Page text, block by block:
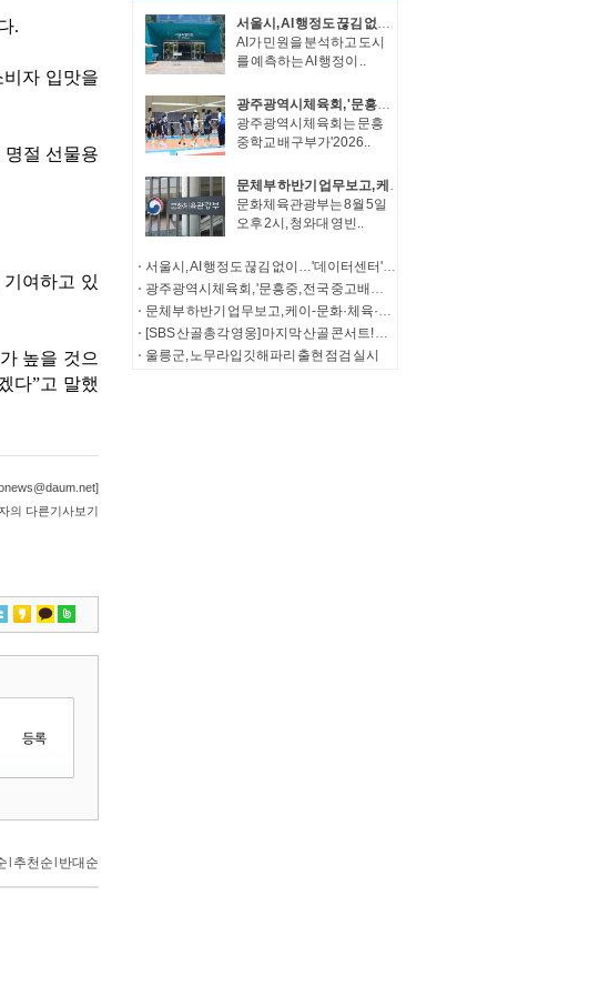
서울시, AI 행정도 끊김 없이…'데이터센터' 200억 투입 전면 고도화
AI가 민원을 분석하고 도시
를 예측하는 AI 행정이 ..
광주광역시체육회, '문흥중, 전국 중고배구대회 결승 진출'
광주광역시체육회는 문흥
중학교 배구부가'2026..
문체부 하반기 업무보고, 케이-문화·체육·관광으로 '대체불가 문화강국' 도약
문화체육관광부는 8월 5일
오후 2시, 청와대 영빈..
서울시, AI 행정도 끊김 없이…'데이터센터' 200억 투입 전면 고도화
광주광역시체육회, '문흥중, 전국 중고배구대회 결승 진출'
문체부 하반기 업무보고, 케이-문화·체육·관광으로 '대체불가 문화강국' 도약
[SBS 산골총각 영웅] 마지막 산골 콘서트! 임영웅, 특별 신청곡으로 전한 감동
울릉군, 노무라입깃해파리 출현 점검 실시